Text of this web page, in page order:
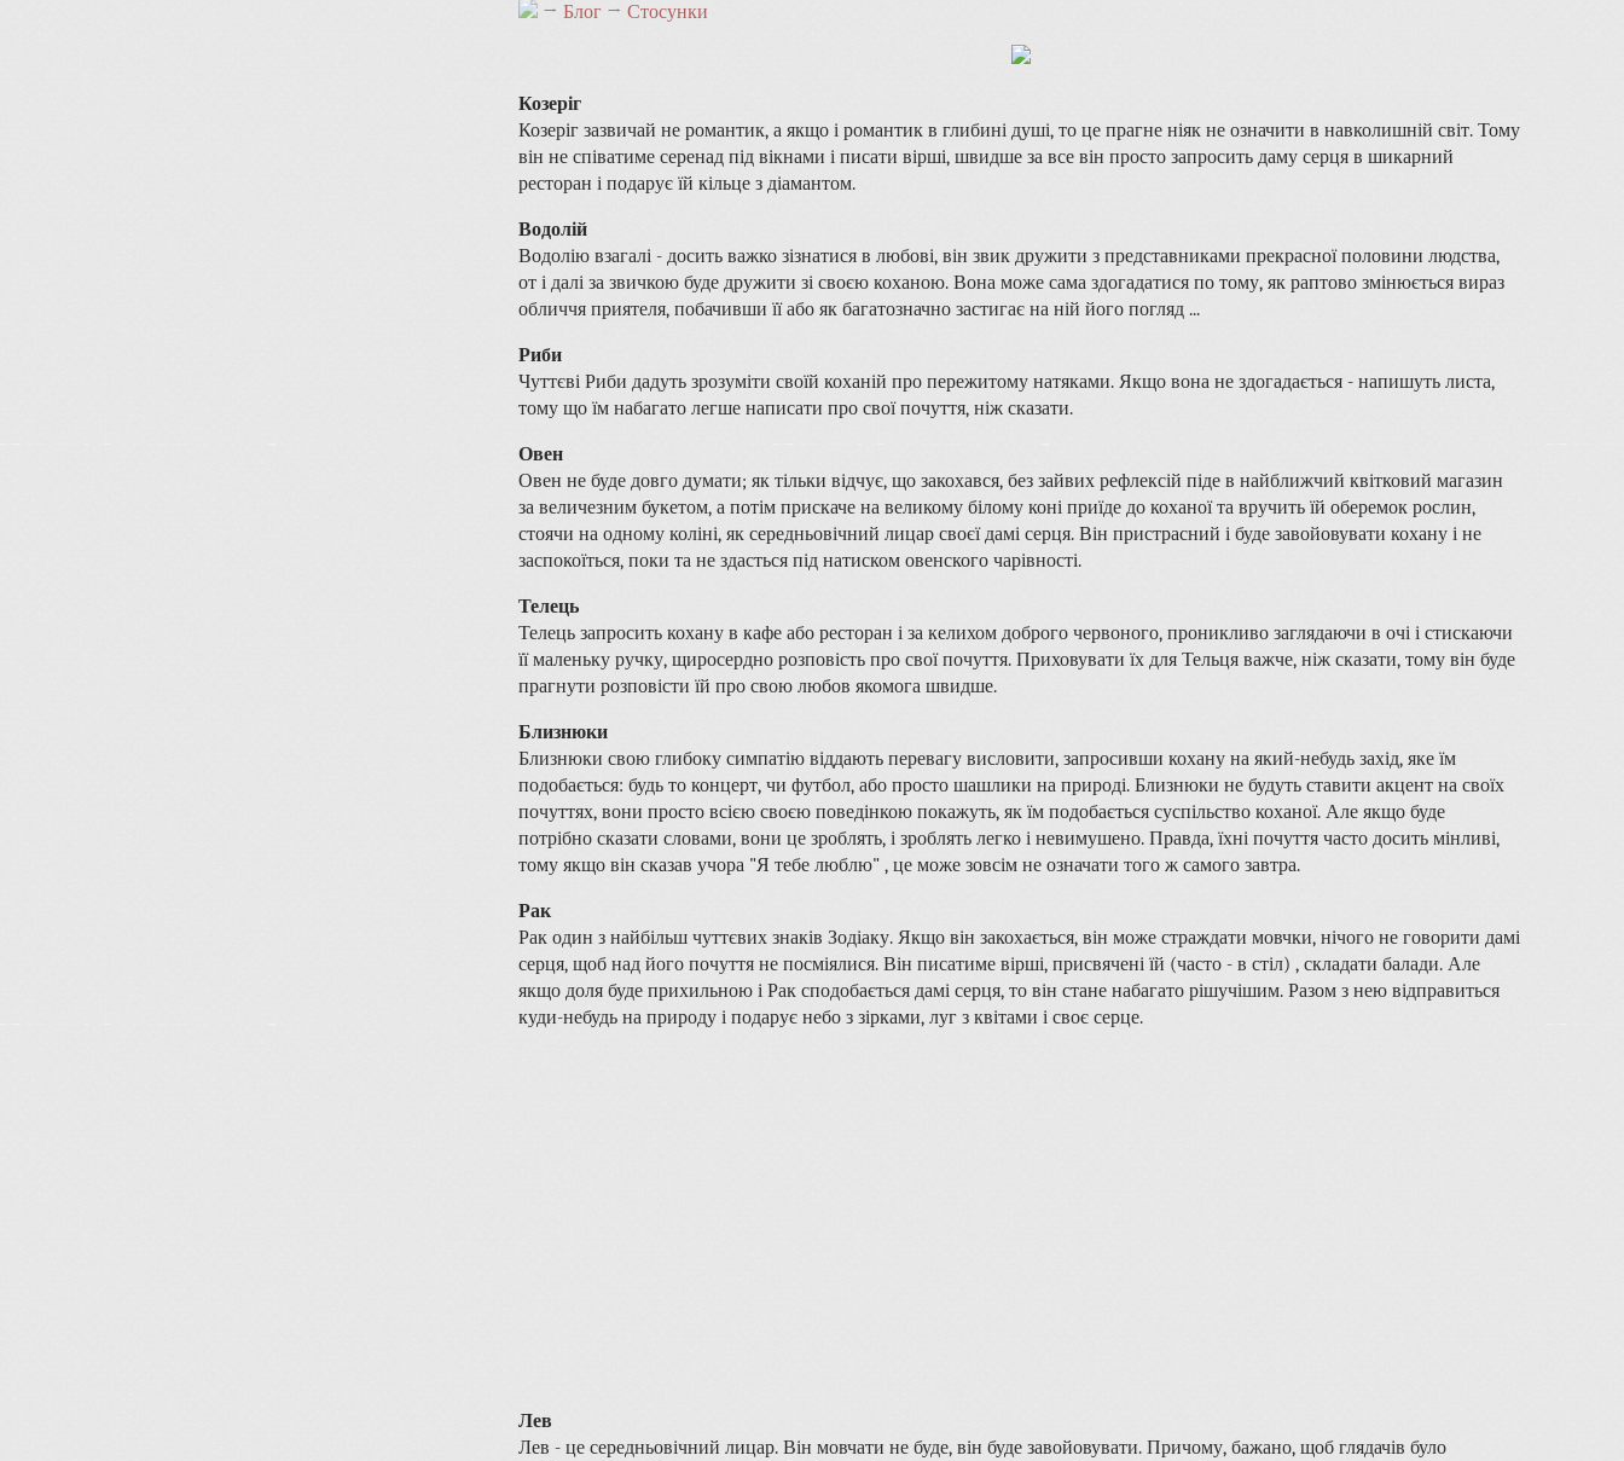
→Блог →Стосунки
Козеріг
Козеріг зазвичай не романтик, а якщо і романтик в глибині душі, то це прагне ніяк не означити в навколишній світ. Тому
він не співатиме серенад під вікнами і писати вірші, швидше за все він просто запросить даму серця в шикарний
ресторан і подарує їй кільце з діамантом.
Водолій
Водолію взагалі - досить важко зізнатися в любові, він звик дружити з представниками прекрасної половини людства,
от і далі за звичкою буде дружити зі своєю коханою. Вона може сама здогадатися по тому, як раптово змінюється вираз
обличчя приятеля, побачивши її або як багатозначно застигає на ній його погляд ...
Риби
Чуттєві Риби дадуть зрозуміти своїй коханій про пережитому натяками. Якщо вона не здогадається - напишуть листа,
тому що їм набагато легше написати про свої почуття, ніж сказати.
Овен
Овен не буде довго думати; як тільки відчує, що закохався, без зайвих рефлексій піде в найближчий квітковий магазин
за величезним букетом, а потім прискаче на великому білому коні приїде до коханої та вручить їй оберемок рослин,
стоячи на одному коліні, як середньовічний лицар своєї дамі серця. Він пристрасний і буде завойовувати кохану і не
заспокоїться, поки та не здасться під натиском овенского чарівності.
Телець
Телець запросить кохану в кафе або ресторан і за келихом доброго червоного, проникливо заглядаючи в очі і стискаючи
її маленьку ручку, щиросердно розповість про свої почуття. Приховувати їх для Тельця важче, ніж сказати, тому він буде
прагнути розповісти їй про свою любов якомога швидше.
Близнюки
Близнюки свою глибоку симпатію віддають перевагу висловити, запросивши кохану на який-небудь захід, яке їм
подобається: будь то концерт, чи футбол, або просто шашлики на природі. Близнюки не будуть ставити акцент на своїх
почуттях, вони просто всією своєю поведінкою покажуть, як їм подобається суспільство коханої. Але якщо буде
потрібно сказати словами, вони це зроблять, і зроблять легко і невимушено. Правда, їхні почуття часто досить мінливі,
тому якщо він сказав учора "Я тебе люблю" , це може зовсім не означати того ж самого завтра.
Рак
Рак один з найбільш чуттєвих знаків Зодіаку. Якщо він закохається, він може страждати мовчки, нічого не говорити дамі
серця, щоб над його почуття не посміялися. Він писатиме вірші, присвячені їй (часто - в стіл) , складати балади. Але
якщо доля буде прихильною і Рак сподобається дамі серця, то він стане набагато рішучішим. Разом з нею відправиться
куди-небудь на природу і подарує небо з зірками, луг з квітами і своє серце.
Лев
Лев - це середньовічний лицар. Він мовчати не буде, він буде завойовувати. Причому, бажано, щоб глядачів було